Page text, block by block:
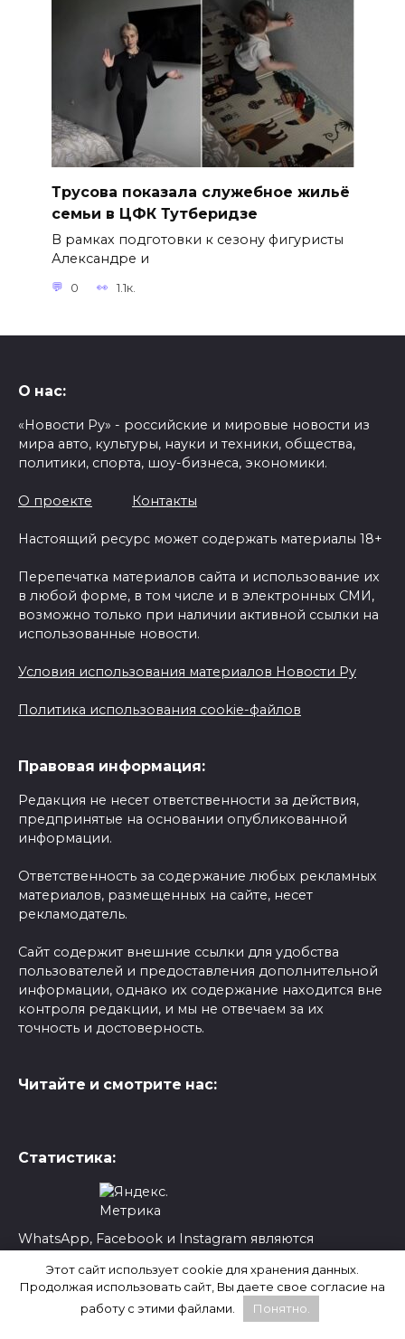
Трусова показала служебное жильё
семьи в ЦФК Тутберидзе
В рамках подготовки к сезону фигуристы
Александре и
0 1.1к.
О нас:
«Новости Ру» - российские и мировые новости из
мира авто, культуры, науки и техники, общества,
политики, спорта, шоу-бизнеса, экономики.
О проекте Контакты
Настоящий ресурс может содержать материалы 18+
Перепечатка материалов сайта и использование их
в любой форме, в том числе и в электронных СМИ,
возможно только при наличии активной ссылки на
использованные новости.
Условия использования материалов Новости Ру
Политика использования cookie-файлов
Правовая информация:
Редакция не несет ответственности за действия,
предпринятые на основании опубликованной
информации.
Ответственность за содержание любых рекламных
материалов, размещенных на сайте, несет
рекламодатель.
Сайт содержит внешние ссылки для удобства
пользователей и предоставления дополнительной
информации, однако их содержание находится вне
контроля редакции, и мы не отвечаем за их
точность и достоверность.
Читайте и смотрите нас:
Статистика:
WhatsApp, Facebook и Instagram являются
экстремистской и запрещена на территории
России.
Этот сайт использует cookie для хранения данных.
Продолжая использовать сайт, Вы даете свое согласие на
работу с этими файлами.
Понятно.